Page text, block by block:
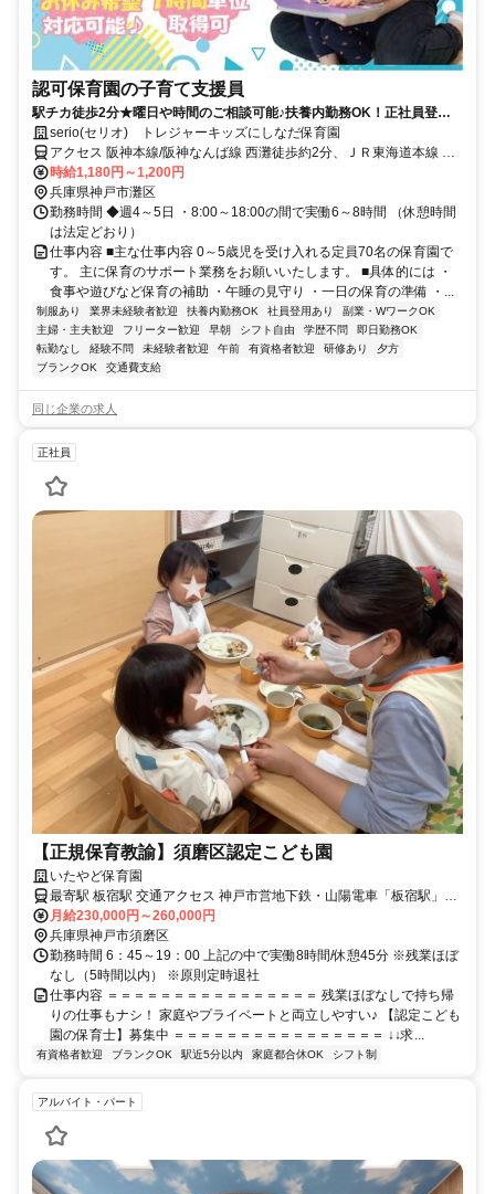
認可保育園の子育て支援員
駅チカ徒歩2分★曜日や時間のご相談可能♪扶養内勤務OK！正社員登用
制度あり♪
serio(セリオ) トレジャーキッズにしなだ保育園
アクセス 阪神本線/阪神なんば線 西灘徒歩約2分、ＪＲ東海道本線 摩
耶南口徒歩約7分、阪神本線/阪神なんば線 岩屋（阪神線）徒歩約9分
車通勤可（駐車場代自己負担）※規定あり バイク・自転車通勤
OK（駐輪場あり）
時給1,180円～1,200円
兵庫県神戸市灘区
勤務時間 ◆週4～5日 ・8:00～18:00の間で実働6～8時間 （休憩時間
は法定どおり）
仕事内容 ■主な仕事内容 0～5歳児を受け入れる定員70名の保育園で
す。 主に保育のサポート業務をお願いいたします。 ■具体的には ・
食事や遊びなど保育の補助 ・午睡の見守り ・一日の保育の準備 ・...
制服あり 業界未経験者歓迎 扶養内勤務OK 社員登用あり
副業・WワークOK
主婦・主夫歓迎
フリーター歓迎 早朝 シフト自由 学歴不問
即日勤務OK
転勤なし
経験不問 未経験者歓迎 午前 有資格者歓迎 研修あり
夕方
ブランクOK
交通費支給
同じ企業の求人
正社員
【正規保育教諭】須磨区認定こども園
いたやど保育園
最寄駅 板宿駅 交通アクセス 神戸市営地下鉄・山陽電車「板宿駅」よ
り徒歩3分 ●バイク通勤OK ※転勤の可能性あり（徒歩5分の小規模保
育園）
月給230,000円～260,000円
兵庫県神戸市須磨区
勤務時間 6：45～19：00 上記の中で実働8時間/休憩45分 ※残業ほぼ
なし（5時間以内） ※原則定時退社
仕事内容 ＝＝＝＝＝＝＝＝＝＝＝＝＝＝＝＝ 残業ほぼなしで持ち帰
りの仕事もナシ！ 家庭やプライベートと両立しやすい♪ 【認定こども
園の保育士】募集中 ＝＝＝＝＝＝＝＝＝＝＝＝＝＝＝＝ ↓↓求...
有資格者歓迎 ブランクOK 駅近5分以内 家庭都合休OK シフト制
アルバイト・パート